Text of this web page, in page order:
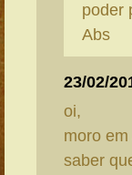
poder
Abs
23/02/
oi,
moro
saber